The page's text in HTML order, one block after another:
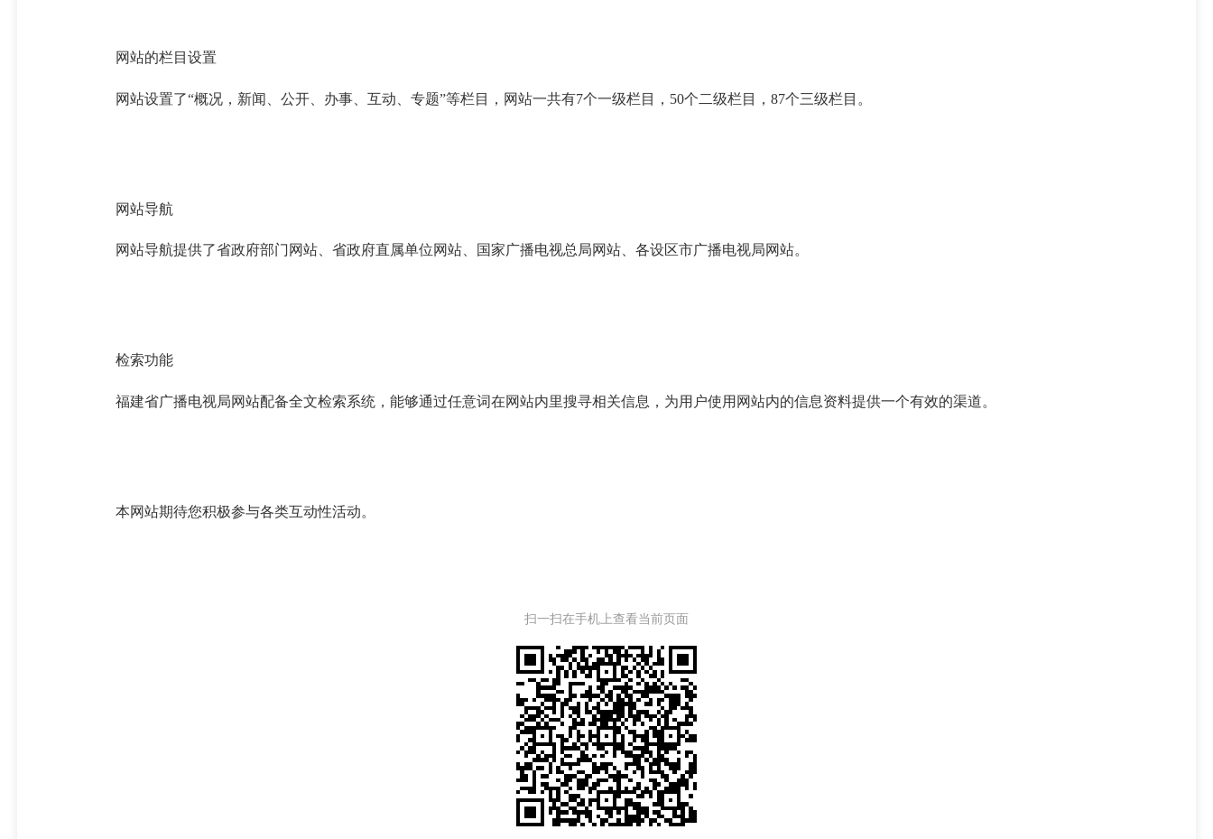
网站的栏目设置
网站设置了“概况，新闻、公开、办事、互动、专题”等栏目，网站一共有7个一级栏目，50个二级栏目，87个三级栏目。
网站导航
网站导航提供了省政府部门网站、省政府直属单位网站、国家广播电视总局网站、各设区市广播电视局网站。
检索功能
福建省广播电视局网站配备全文检索系统，能够通过任意词在网站内里搜寻相关信息，为用户使用网站内的信息资料提供一个有效的渠道。
本网站期待您积极参与各类互动性活动。
扫一扫在手机上查看当前页面